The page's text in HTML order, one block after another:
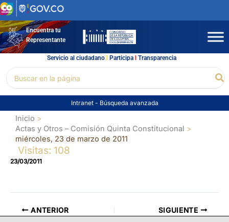
Ir
al
contenidoEncuentra tu
Representante
Servicio al ciudadano l Participal Transparencia
por:
Intranet - Búsqueda avanzada
Inicio
Actas y Otros – Comisión Quinta Constitucional
miércoles, 23 de marzo de 2011
Visitas: 108
23/03/2011
ANTERIOR SIGUIENTE